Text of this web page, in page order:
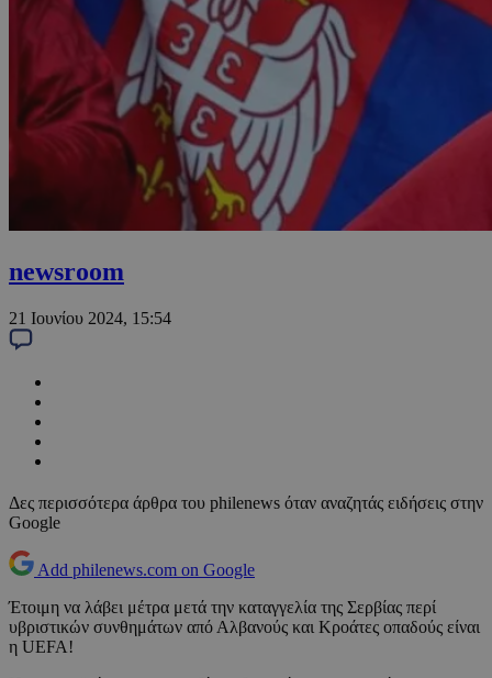
newsroom
21 Ιουνίου 2024, 15:54
Δες περισσότερα άρθρα του philenews όταν αναζητάς ειδήσεις στην
Google
Add philenews.com on Google
Έτοιμη να λάβει μέτρα μετά την καταγγελία της Σερβίας περί
υβριστικών συνθημάτων από Αλβανούς και Κροάτες οπαδούς είναι
η UEFA!